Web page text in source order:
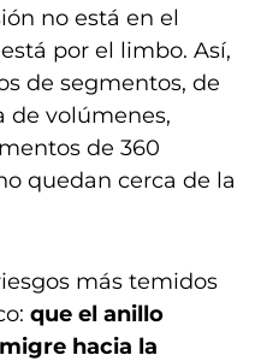
no está en el
por el limbo. Así,
de segmentos, de
de volúmenes,
de 360
quedan cerca de la
más temidos
que el anillo
hacia la